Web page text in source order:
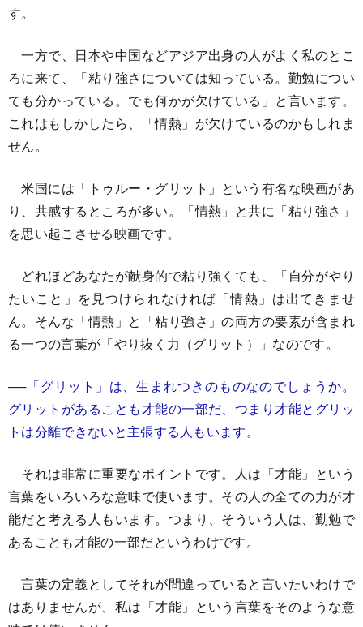
す。
一方で、日本や中国などアジア出身の人がよく私のとこ
ろに来て、「粘り強さについては知っている。勤勉につい
ても分かっている。でも何かが欠けている」と言います。
これはもしかしたら、「情熱」が欠けているのかもしれま
せん。
米国には「トゥルー・グリット」という有名な映画があ
り、共感するところが多い。「情熱」と共に「粘り強さ」
を思い起こさせる映画です。
どれほどあなたが献身的で粘り強くても、「自分がやり
たいこと」を見つけられなければ「情熱」は出てきませ
ん。そんな「情熱」と「粘り強さ」の両方の要素が含まれ
る一つの言葉が「やり抜く力（グリット）」なのです。
──「グリット」は、生まれつきのものなのでしょうか。
グリットがあることも才能の一部だ、つまり才能とグリッ
トは分離できないと主張する人もいます。
それは非常に重要なポイントです。人は「才能」という
言葉をいろいろな意味で使います。その人の全ての力が才
能だと考える人もいます。つまり、そういう人は、勤勉で
あることも才能の一部だというわけです。
言葉の定義としてそれが間違っていると言いたいわけで
はありませんが、私は「才能」という言葉をそのような意